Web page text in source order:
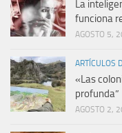
La
funciona
AGOSTO 5,
ARTÍCULOS
«Las
profunda”
AGOSTO 2,